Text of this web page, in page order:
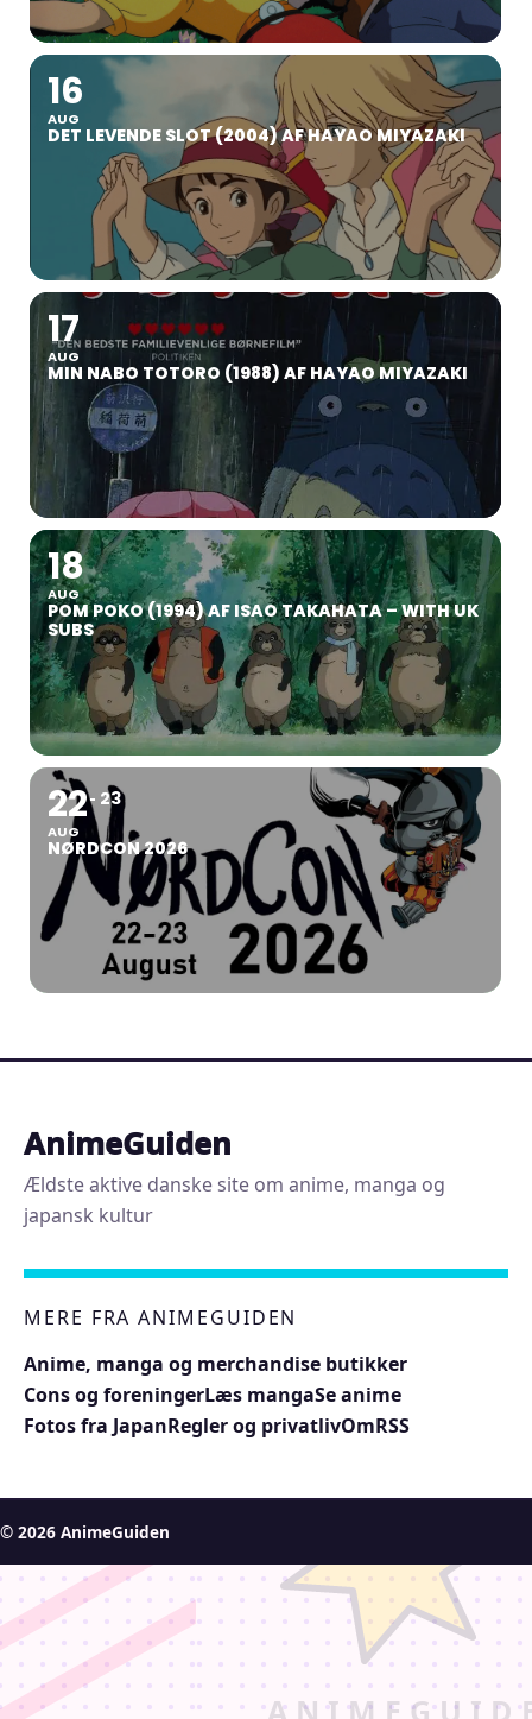
16
AUG
DET LEVENDE SLOT (2004) AF HAYAO MIYAZAKI
17
AUG
MIN NABO TOTORO (1988) AF HAYAO MIYAZAKI
18
AUG
POM POKO (1994) AF ISAO TAKAHATA – WITH UK
SUBS
22
AUG
23
NØRDCON 2026
AnimeGuiden
Ældste aktive danske site om anime, manga og
japansk kultur
MERE FRA ANIMEGUIDEN
Anime, manga og merchandise butikker
Cons og foreningerLæs mangaSe anime
Fotos fra JapanRegler og privatlivOmRSS
© 2026 AnimeGuiden